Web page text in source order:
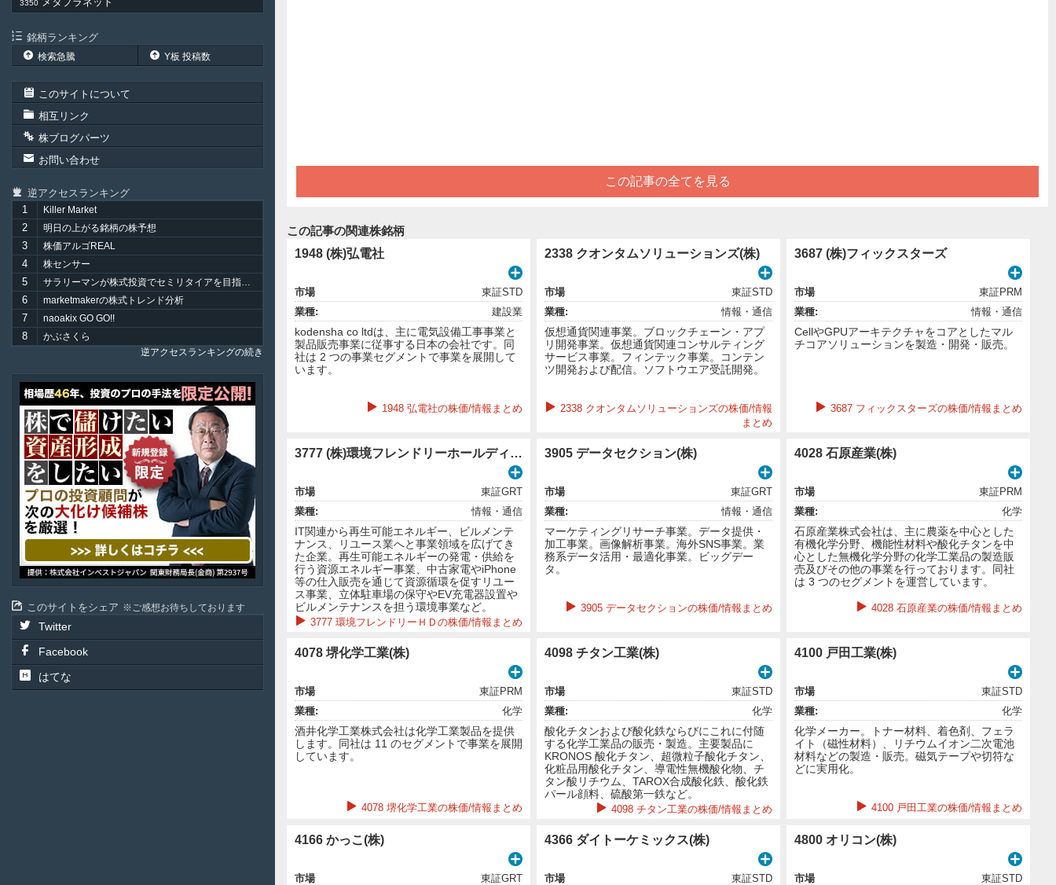
3350
銘柄ランキング
検索急騰 Y板 投稿数
このサイトについて
相互リンク
株ブログパーツ
お問い合わせ
逆アクセスランキング
1
Killer Market
2 明日の上がる銘柄の株予想
3 株価アルゴREAL
4 株センサー
5 サラリーマンが株式投資でセミリタイアを目指してみました。
6 marketmakerの株式トレンド分析
7 naoakix GO GO!!
8
かぶさくら
逆アクセスランキングの続き
このサイトをシェア ご感想お待ちしております
Twitter
Facebook
はてな
この記事の全てを見る
この記事の関連株銘柄
1948 (株)弘電社
市場
東証STD
業種:
建設業
kodensha co ltdは、主に電気設備工事事業と
製品販売事業に従事する日本の会社です。同
社は 2 つの事業セグメントで事業を展開して
います。
1948 弘電社の株価/情報まとめ
2338 クオンタムソリューションズ(株)
市場
東証STD
業種:
情報・通信
仮想通貨関連事業。ブロックチェーン・アプ
リ開発事業。仮想通貨関連コンサルティング
サービス事業。フィンテック事業。コンテン
ツ開発および配信。ソフトウエア受託開発。
2338 クオンタムソリューションズの株価/情報
まとめ
3687 (株)フィックスターズ
市場
東証PRM
業種:
情報・通信
CellやGPUアーキテクチャをコアとしたマル
チコアソリューションを製造・開発・販売。
3687 フィックスターズの株価/情報まとめ
3777 (株)環境フレンドリーホールディングス
市場
東証GRT
業種:
情報・通信
IT関連から再生可能エネルギー、ビルメンテ
ナンス、リユース業へと事業領域を広げてき
た企業。再生可能エネルギーの発電・供給を
行う資源エネルギー事業、中古家電やiPhone
等の仕入販売を通じて資源循環を促すリユー
ス事業、立体駐車場の保守やEV充電器設置や
ビルメンテナンスを担う環境事業など。
3777 環境フレンドリーＨＤの株価/情報まとめ
3905 データセクション(株)
市場
東証GRT
業種:
情報・通信
マーケティングリサーチ事業。データ提供・
加工事業。画像解析事業。海外SNS事業。業
務系データ活用・最適化事業。ビッグデー
タ。
3905 データセクションの株価/情報まとめ
4028 石原産業(株)
市場
東証PRM
業種:
化学
石原産業株式会社は、主に農薬を中心とした
有機化学分野、機能性材料や酸化チタンを中
心とした無機化学分野の化学工業品の製造販
売及びその他の事業を行っております。同社
は 3 つのセグメントを運営しています。
4028 石原産業の株価/情報まとめ
4078 堺化学工業(株)
市場
東証PRM
業種:
化学
酒井化学工業株式会社は化学工業製品を提供
します。同社は 11 のセグメントで事業を展開
しています。
4078 堺化学工業の株価/情報まとめ
4098 チタン工業(株)
市場
東証STD
業種:
化学
酸化チタンおよび酸化鉄ならびにこれに付随
する化学工業品の販売・製造。主要製品に
KRONOS 酸化チタン、超微粒子酸化チタン、
化粧品用酸化チタン、導電性無機酸化物、チ
タン酸リチウム、TAROX合成酸化鉄、酸化鉄
パール顔料、硫酸第一鉄など。
4098 チタン工業の株価/情報まとめ
4100 戸田工業(株)
市場
東証STD
業種:
化学
化学メーカー。トナー材料、着色剤、フェラ
イト（磁性材料）、リチウムイオン二次電池
材料などの製造・販売。磁気テープや切符な
どに実用化。
4100 戸田工業の株価/情報まとめ
4166 かっこ(株)
市場
東証GRT
4366 ダイトーケミックス(株)
市場
東証STD
4800 オリコン(株)
市場
東証STD